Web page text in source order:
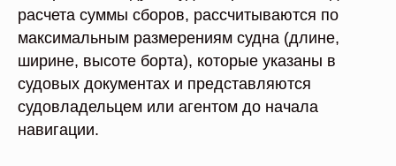
расчета суммы сборов, рассчитываются по
максимальным размерениям судна (длине,
ширине, высоте борта), которые указаны в
судовых документах и представляются
судовладельцем или агентом до начала
навигации.